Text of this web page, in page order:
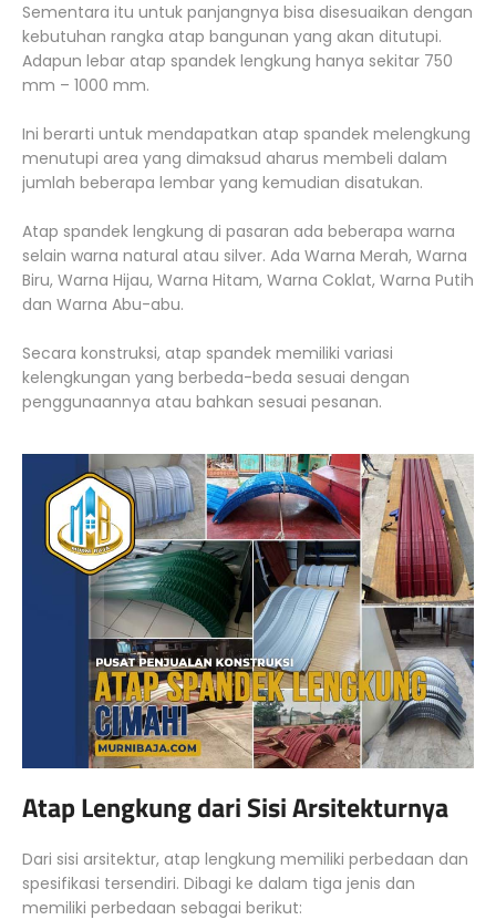
Sementara itu untuk panjangnya bisa disesuaikan dengan
kebutuhan rangka atap bangunan yang akan ditutupi.
Adapun lebar atap spandek lengkung hanya sekitar 750
mm – 1000 mm.
Ini berarti untuk mendapatkan atap spandek melengkung
menutupi area yang dimaksud aharus membeli dalam
jumlah beberapa lembar yang kemudian disatukan.
Atap spandek lengkung di pasaran ada beberapa warna
selain warna natural atau silver. Ada Warna Merah, Warna
Biru, Warna Hijau, Warna Hitam, Warna Coklat, Warna Putih
dan Warna Abu-abu.
Secara konstruksi, atap spandek memiliki variasi
kelengkungan yang berbeda-beda sesuai dengan
penggunaannya atau bahkan sesuai pesanan.
Atap Lengkung dari Sisi Arsitekturnya
Dari sisi arsitektur, atap lengkung memiliki perbedaan dan
spesifikasi tersendiri. Dibagi ke dalam tiga jenis dan
memiliki perbedaan sebagai berikut: